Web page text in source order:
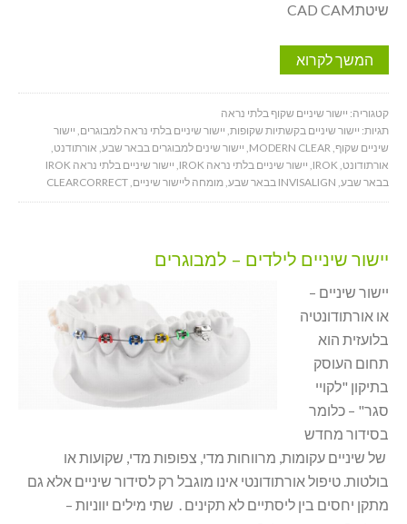
שיטתCAD CAM
המשך לקרוא
קטגוריה: יישור שיניים שקוף בלתי נראה
תגיות: יישור שיניים בקשתיות שקופות, יישור שיניים בלתי נראה למבוגרים, יישור
שיניים שקוף,
MODERN CLEAR
, יישור שינים למבוגרים בבאר שבע, אורתודנט,
אורתודונט,
IROK
, יישור שיניים בלתי נראה IROK ,
יישור שיניים בלתי נראה IROK
בבאר שבע, INVISALIGN בבאר שבע ,מומחה ליישור שיניים,
CLEARCORRECT
יישור שיניים לילדים – למבוגרים
יישור שיניים –
או אורתודונטיה
בלועזית הוא
תחום העוסק
בתיקון "לקויי
סגר" – כלומר
בסידור מחדש
של שיניים עקומות, מרווחות מדי, צפופות מדי, שקועות או
בולטות. טיפול אורתודונטי אינו מוגבל רק לסידור שיניים אלא גם
מתקן יחסים בין ליסתיים לא תקינים . שתי מילים יווניות –